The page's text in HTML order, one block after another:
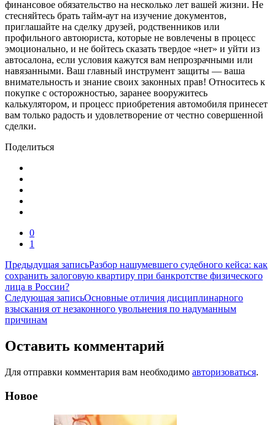
финансовое обязательство на несколько лет вашей жизни. Не
стесняйтесь брать тайм-аут на изучение документов,
приглашайте на сделку друзей, родственников или
профильного автоюриста, которые не вовлечены в процесс
эмоционально, и не бойтесь сказать твердое «нет» и уйти из
автосалона, если условия кажутся вам непрозрачными или
навязанными. Ваш главный инструмент защиты — ваша
внимательность и знание своих законных прав! Относитесь к
покупке с осторожностью, заранее вооружитесь
калькулятором, и процесс приобретения автомобиля принесет
вам только радость и удовлетворение от честно совершенной
сделки.
Поделиться
0
1
Навигация
по
записям
Предыдущая записьРазбор нашумевшего судебного кейса: как
сохранить залоговую квартиру при банкротстве физического
лица в России?
Следующая записьОсновные отличия дисциплинарного
взыскания от незаконного увольнения по надуманным
причинам
Оставить комментарий
Для отправки комментария вам необходимо авторизоваться.
Новое